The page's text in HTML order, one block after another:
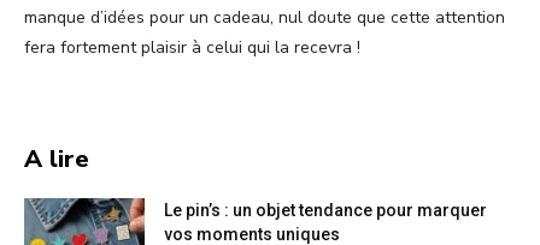
manque d’idées pour un cadeau, nul doute que cette attention
fera fortement plaisir à celui qui la recevra !
A lire
Le pin’s : un objet tendance pour marquer
vos moments uniques